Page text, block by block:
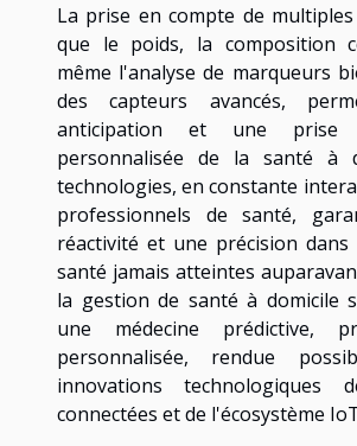
La prise en compte de
que le poids, la composition
même l'analyse de marqueurs
des capteurs avancés,
anticipation et une prise
personnalisée de la santé à
technologies, en constante
professionnels de santé,
réactivité et une précision
santé jamais atteintes
la gestion de santé à domicile
une médecine prédictive,
personnalisée, rendue
innovations technologiques
connectées et de l'écosystème